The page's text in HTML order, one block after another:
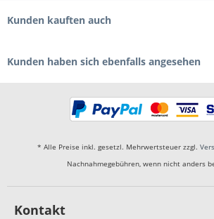
Kunden kauften auch
Kunden haben sich ebenfalls angesehen
* Alle Preise inkl. gesetzl. Mehrwertsteuer zzgl.
Nachnahmegebühren, wenn nicht anders
Kontakt